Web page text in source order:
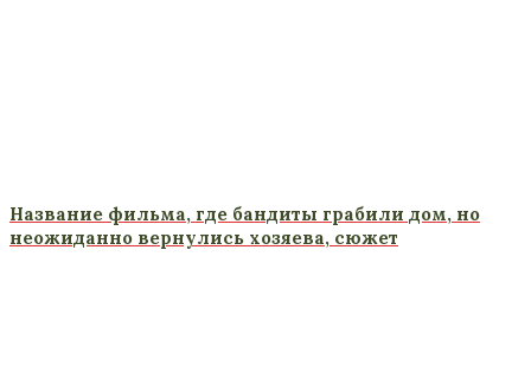
Название фильма, где бандиты грабили дом, но
неожиданно вернулись хозяева, сюжет